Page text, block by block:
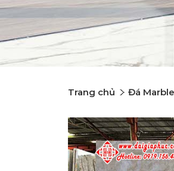
Trang chủ Đá Marble